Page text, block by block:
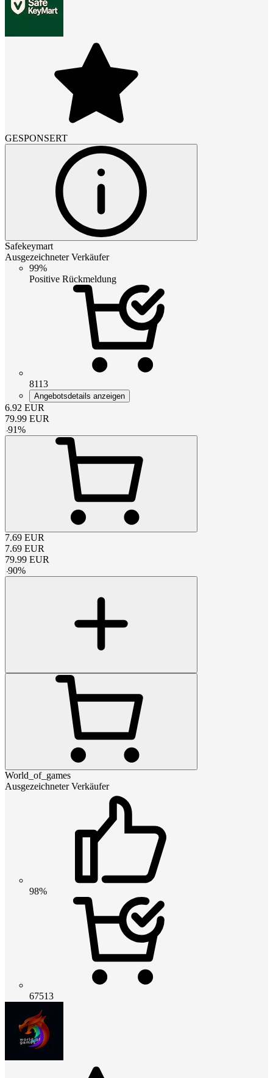
GESPONSERT
Safekeymart
Ausgezeichneter Verkäufer
99%
Positive Rückmeldung
8113
Angebotsdetails anzeigen
6.92 EUR
79.99 EUR
-91%
7.69 EUR
7.69 EUR
79.99 EUR
-90%
World_of_games
Ausgezeichneter Verkäufer
98%
67513